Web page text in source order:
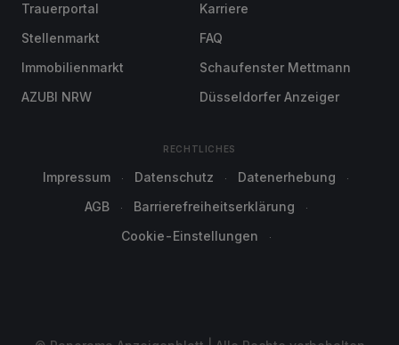
Trauerportal
Stellenmarkt
Immobilienmarkt
AZUBI NRW
Karriere
FAQ
Schaufenster Mettmann
Düsseldorfer Anzeiger
RECHTLICHES
Impressum Datenschutz
Datenerhebung
AGB
Barrierefreiheitserklärung
Cookie-Einstellungen